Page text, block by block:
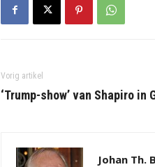
Vorig artikel
‘Trump-show’ van Shapiro in
Johan Th.